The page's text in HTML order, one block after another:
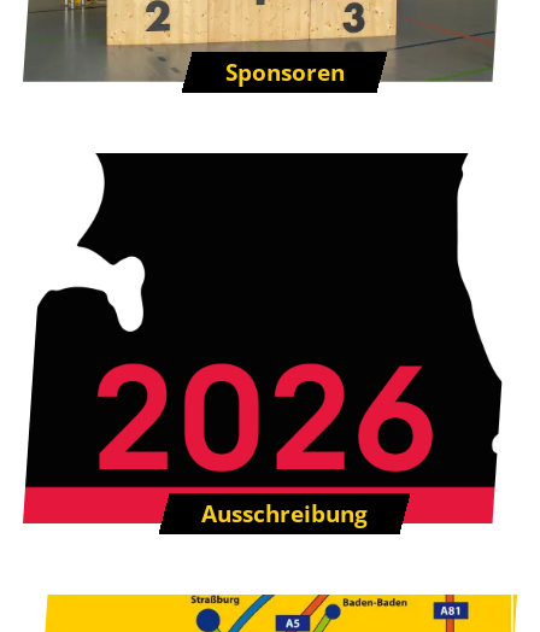
Sponsoren
Ausschreibung